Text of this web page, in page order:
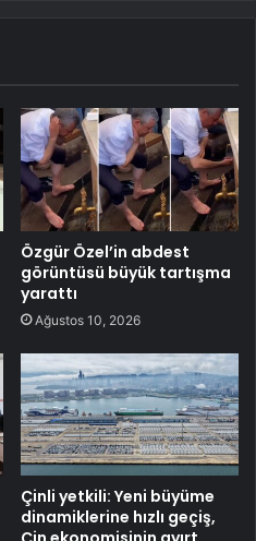
Özgür Özel’in abdest
görüntüsü büyük tartışma
yarattı
Ağustos 10, 2026
Çinli yetkili: Yeni büyüme
dinamiklerine hızlı geçiş,